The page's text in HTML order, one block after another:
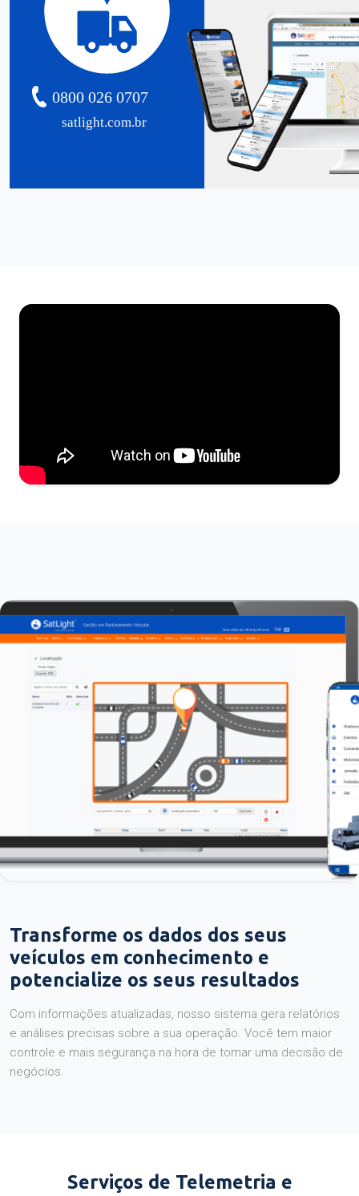
satlight.com.br
0800 026 0707
Transforme os dados dos seus
veículos em conhecimento e
potencialize os seus resultados
Com informações atualizadas, nosso sistema gera relatórios
e análises precisas sobre a sua operação. Você tem maior
controle e mais segurança na hora de tomar uma decisão de
negócios.
Serviços de Telemetria e